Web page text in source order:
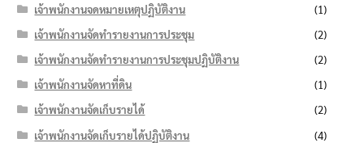
เจ้าพนักงานจดหมายเหตุปฏิบัติงาน
(1)
เจ้าพนักงานจัดทำรายงานการประชุม
(2)
เจ้าพนักงานจัดทำรายงานการประชุมปฏิบัติงาน
(2)
เจ้าพนักงานจัดหาที่ดิน
(1)
เจ้าพนักงานจัดเก็บรายได้
(2)
เจ้าพนักงานจัดเก็บรายได้ปฏิบัติงาน
(4)